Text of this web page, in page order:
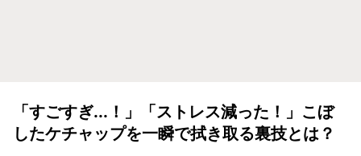
「すごすぎ...！」「ストレス減った！」こぼ
したケチャップを一瞬で拭き取る裏技とは？